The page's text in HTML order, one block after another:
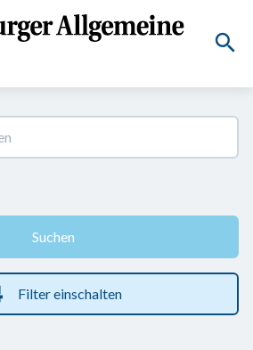
Suchen
Filter einschalten